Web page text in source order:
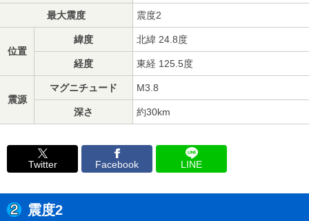
最大震度 震度2
位置
緯度 北緯 24.8度
経度 東経 125.5度
震源
マグニチュード M3.8
深さ 約30km
Twitter Facebook LINE
震度2